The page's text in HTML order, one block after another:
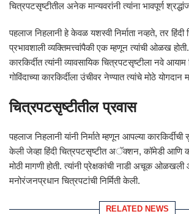
चित्रपटसृष्टीतील अनेक मान्यवरांनी त्यांना भावपूर्ण
पहलाज निहलानी हे केवळ यशस्वी निर्माता नव्हते, तर हिंदी
प्रभावशाली व्यक्तिमत्त्वांपैकी एक म्हणून त्यांची ओळख
कारकिर्दीत त्यांनी व्यावसायिक चित्रपटसृष्टीला नवे
गोविंदाच्या कारकिर्दीला उंचीवर नेण्यात त्यांचे मोठे
चित्रपटसृष्टीतील प्रवास
पहलाज निहलानी यांनी निर्माते म्हणून आपल्या
केली जेव्हा हिंदी चित्रपटसृष्टीत अॅक्शन, कॉमेडी आणि
मोठी मागणी होती. त्यांनी प्रेक्षकांची नाडी अचूक ओळखली
मनोरंजनप्रधान चित्रपटांची निर्मिती केली.
RELATED NEWS